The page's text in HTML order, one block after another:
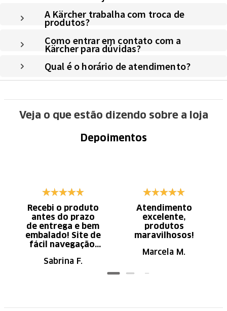
A Kärcher trabalha com troca de
produtos?
Como entrar em contato com a
Kärcher para dúvidas?
Qual é o horário de atendimento?
Veja o que estão dizendo sobre a loja
Depoimentos
Recebi o produto
antes do prazo
de entrega e bem
embalado! Site de
fácil navegação.
Sabrina F.
Atendimento
excelente,
produtos
maravilhosos!
Marcela M.